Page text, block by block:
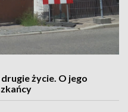
życie. O jego